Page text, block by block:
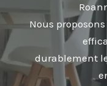
Nous
durablement